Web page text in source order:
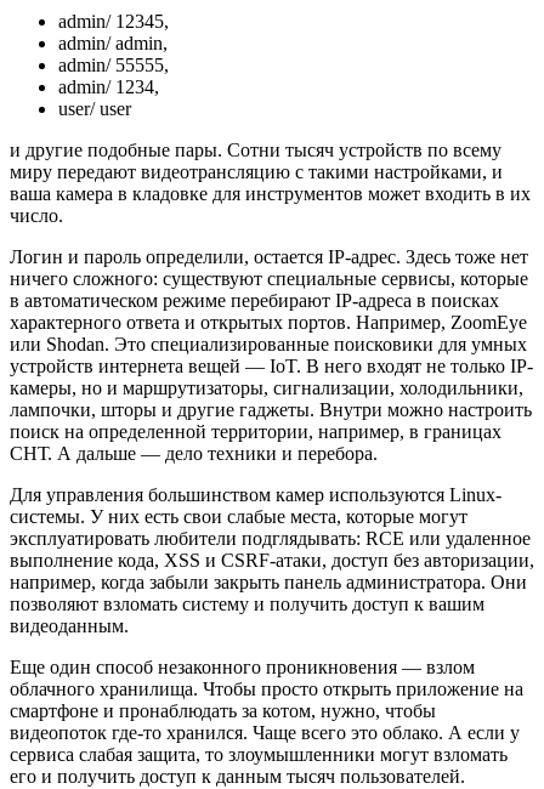
admin/ 12345,
admin/ admin,
admin/ 55555,
admin/ 1234,
user/ user
и другие подобные пары. Сотни тысяч устройств по всему
миру передают видеотрансляцию с такими настройками, и
ваша камера в кладовке для инструментов может входить в их
число.
Логин и пароль определили, остается IP-адрес. Здесь тоже нет
ничего сложного: существуют специальные сервисы, которые
в автоматическом режиме перебирают IP-адреса в поисках
характерного ответа и открытых портов. Например, ZoomEye
или Shodan. Это специализированные поисковики для умных
устройств интернета вещей — IoT. В него входят не только IP-
камеры, но и маршрутизаторы, сигнализации, холодильники,
лампочки, шторы и другие гаджеты. Внутри можно настроить
поиск на определенной территории, например, в границах
СНТ. А дальше — дело техники и перебора.
Для управления большинством камер используются Linux-
системы. У них есть свои слабые места, которые могут
эксплуатировать любители подглядывать: RCE или удаленное
выполнение кода, XSS и CSRF-атаки, доступ без авторизации,
например, когда забыли закрыть панель администратора. Они
позволяют взломать систему и получить доступ к вашим
видеоданным.
Еще один способ незаконного проникновения — взлом
облачного хранилища. Чтобы просто открыть приложение на
смартфоне и пронаблюдать за котом, нужно, чтобы
видеопоток где-то хранился. Чаще всего это облако. А если у
сервиса слабая защита, то злоумышленники могут взломать
его и получить доступ к данным тысяч пользователей.